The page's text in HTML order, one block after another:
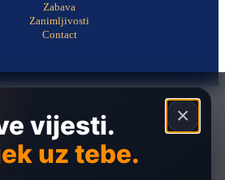
Zabava
Zanimljivosti
Contact
×
vijesti.
uz tebe.